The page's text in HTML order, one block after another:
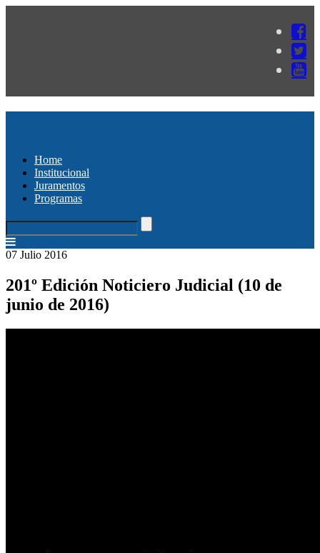
Home
Institucional
Juramentos
Programas
07 Julio 2016
201º Edición Noticiero Judicial (10 de
junio de 2016)